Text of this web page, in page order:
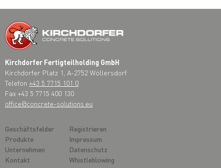
Kirchdorfer Fertigteilholding GmbH
Kirchdorfer Platz 1, A-2752 Wöllersdorf
Telefon +43 5 7715 101 0
Fax +43 5 7715 400 130
office@concrete-solutions.eu
Geschäftsfelder
Produkte
Unternehmen
Kontakt
Registrieren
Impressum
Datenschutz
Whistleblowing